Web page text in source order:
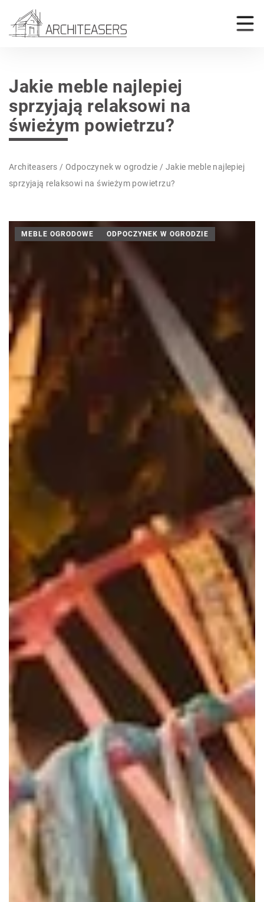
Jakie meble najlepiej
sprzyjają relaksowi na
świeżym powietrzu?
Architeasers / Odpoczynek w ogrodzie / Jakie meble najlepiej
sprzyjają relaksowi na świeżym powietrzu?
MEBLE OGRODOWE ODPOCZYNEK W OGRODZIE